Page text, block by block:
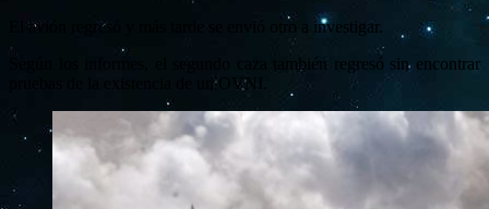
El avión regresó y más tarde se envió otro a investigar.
Según los informes, el segundo caza también regresó sin encontrar
pruebas de la existencia de un OVNI.